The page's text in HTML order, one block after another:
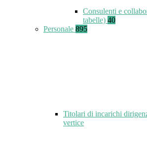
Consulenti e
tabelle) 40
Personale 895
Titolari di incarichi
vertice